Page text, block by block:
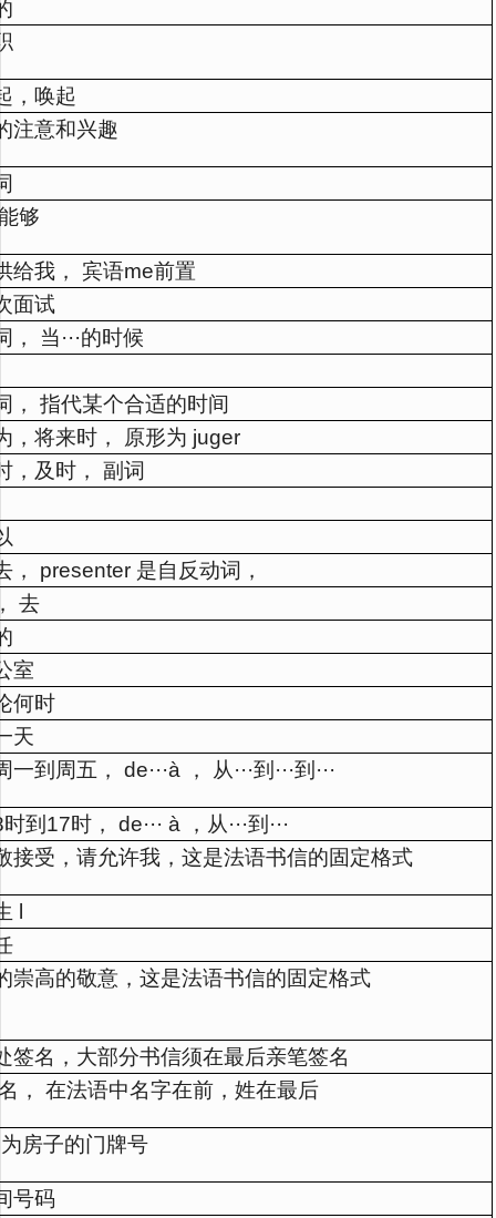
，唤起
注意和兴趣
够
给我， 宾语me前置
面试
， 当···的时候
， 指代某个合适的时间
，将来时， 原形为 juger
，及时， 副词
， presenter 是自反动词，
去
室
何时
天
一到周五， de···à ， 从···到···到···
到17时， de··· à ，从···到···
接受，请允许我，这是法语书信的固定格式
l
崇高的敬意，这是法语书信的固定格式
签名，大部分书信须在最后亲笔签名
， 在法语中名字在前，姓在最后
房子的门牌号
号码